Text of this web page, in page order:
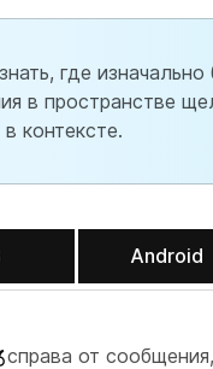
где
в пространстве
контексте.
Android
справа от